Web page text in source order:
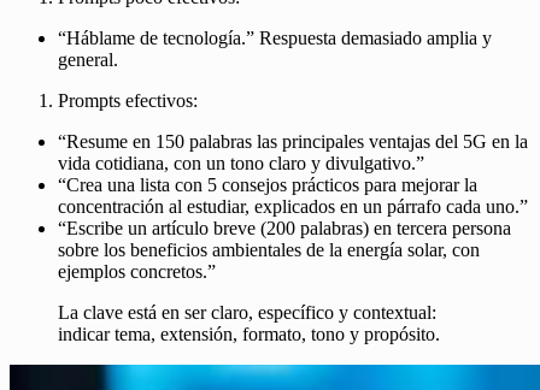
“Háblame de tecnología.” Respuesta demasiado amplia y
general.
Prompts efectivos:
“Resume en 150 palabras las principales ventajas del 5G en la
vida cotidiana, con un tono claro y divulgativo.”
“Crea una lista con 5 consejos prácticos para mejorar la
concentración al estudiar, explicados en un párrafo cada uno.”
“Escribe un artículo breve (200 palabras) en tercera persona
sobre los beneficios ambientales de la energía solar, con
ejemplos concretos.”
La clave está en ser claro, específico y contextual:
indicar tema, extensión, formato, tono y propósito.